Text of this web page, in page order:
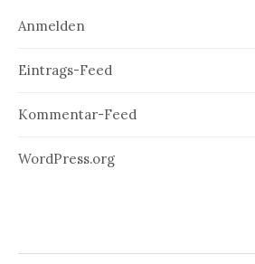
Anmelden
Eintrags-Feed
Kommentar-Feed
WordPress.org